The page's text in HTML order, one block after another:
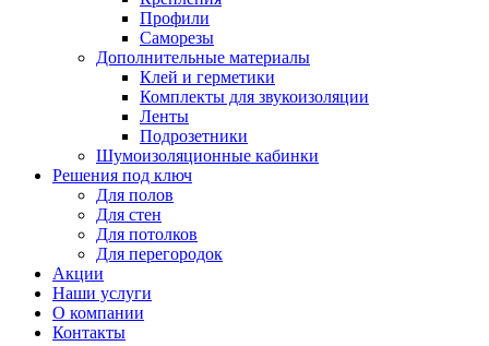
Профили
Саморезы
Дополнительные материалы
Клей и герметики
Комплекты для звукоизоляции
Ленты
Подрозетники
Шумоизоляционные кабинки
Решения под ключ
Для полов
Для стен
Для потолков
Для перегородок
Акции
Наши услуги
О компании
Контакты